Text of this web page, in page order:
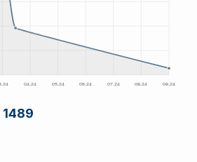
1489